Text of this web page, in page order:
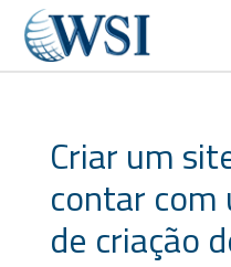
Criar um
contar com
de criação